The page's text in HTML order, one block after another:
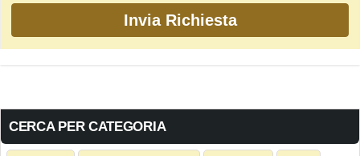
CERCA PER CATEGORIA